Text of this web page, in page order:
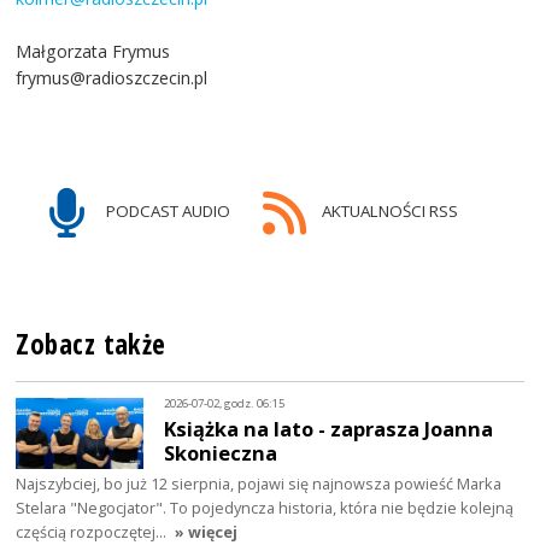
Małgorzata Frymus
frymus@radioszczecin.pl
PODCAST AUDIO AKTUALNOŚCI RSS
Zobacz także
2026-07-02, godz. 06:15
Książka na lato - zaprasza Joanna
Skonieczna
Najszybciej, bo już 12 sierpnia, pojawi się najnowsza powieść Marka
Stelara "Negocjator". To pojedyncza historia, która nie będzie kolejną
częścią rozpoczętej… » więcej